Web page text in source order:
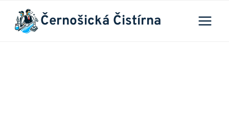
Přeskočit
obsah
Černošická Čistírna